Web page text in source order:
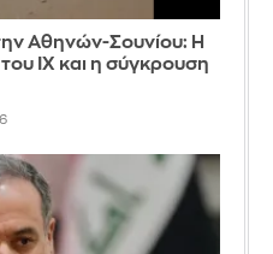
Αθηνών-Σουνίου: Η
ΙΧ και η σύγκρουση